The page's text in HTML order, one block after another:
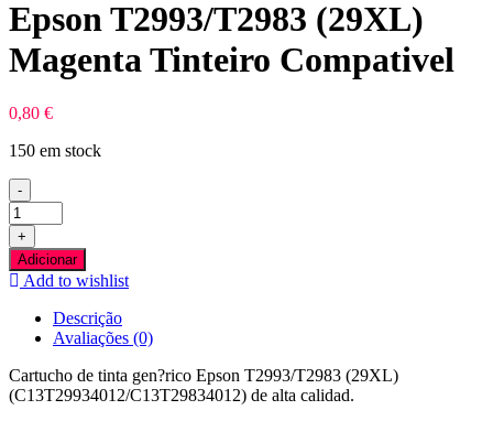
Epson T2993/T2983 (29XL)
Magenta Tinteiro Compativel
0,80 €
150 em stock
-
Quantidade
de
Epson
T2993/T2983
(29XL)
Magenta
Tinteiro
Compativel
+
Adicionar
Add to wishlist
Descrição
Avaliações (0)
Cartucho de tinta gen?rico Epson T2993/T2983 (29XL)
(C13T29934012/C13T29834012) de alta calidad.